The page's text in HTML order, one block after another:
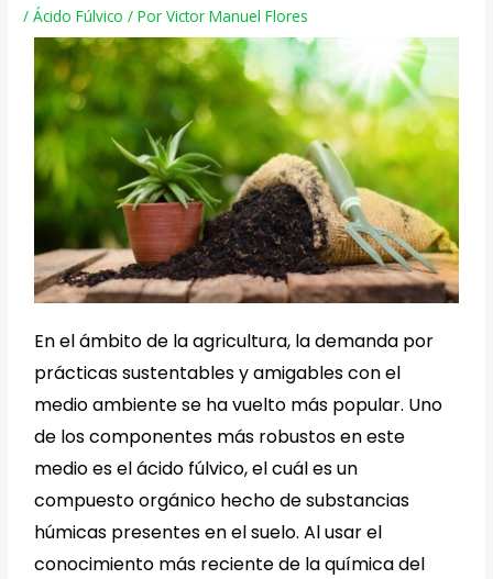
/Ácido Fúlvico / PorVictor Manuel Flores
En el ámbito de la agricultura, la demanda por
prácticas sustentables y amigables con el
medio ambiente se ha vuelto más popular. Uno
de los componentes más robustos en este
medio es el ácido fúlvico, el cuál es un
compuesto orgánico hecho de substancias
húmicas presentes en el suelo. Al usar el
conocimiento más reciente de la química del